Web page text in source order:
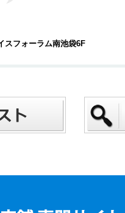
スフォーラム南池袋6F